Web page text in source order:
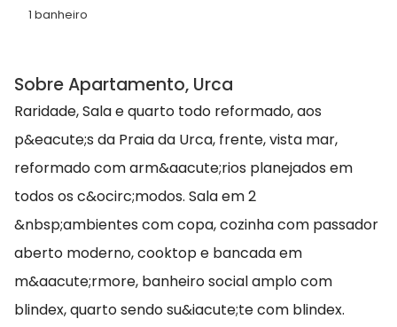
1 banheiro
Sobre Apartamento, Urca
Raridade, Sala e quarto todo reformado, aos
p&eacute;s da Praia da Urca, frente, vista mar,
reformado com arm&aacute;rios planejados em
todos os c&ocirc;modos. Sala em 2
&nbsp;ambientes com copa, cozinha com passador
aberto moderno, cooktop e bancada em
m&aacute;rmore, banheiro social amplo com
blindex, quarto sendo su&iacute;te com blindex.